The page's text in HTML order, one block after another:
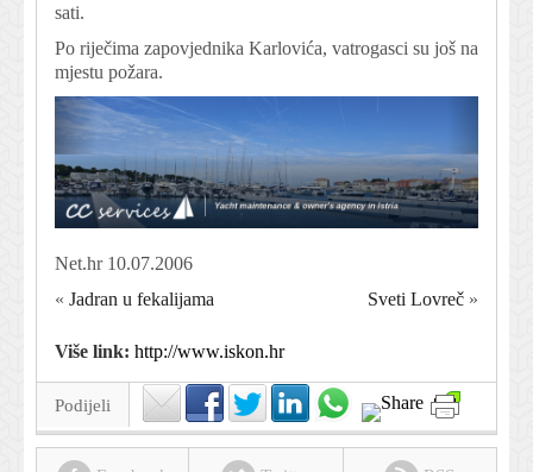
sati.
Po riječima zapovjednika Karlovića, vatrogasci su još na
mjestu požara.
Net.hr 10.07.2006
« Jadran u fekalijama Sveti Lovreč »
Više link: http://www.iskon.hr
Podijeli